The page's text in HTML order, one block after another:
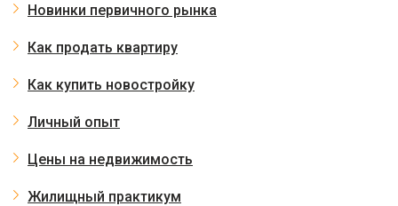
Новинки первичного рынка
Как продать квартиру
Как купить новостройку
Личный опыт
Цены на недвижимость
Жилищный практикум